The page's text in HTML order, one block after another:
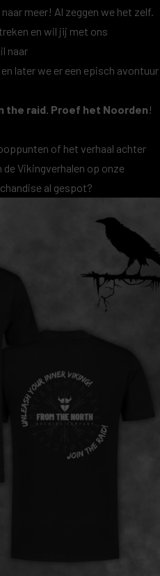
meer! Al zeggen we het zelf.
en wil jij met ons
naar
en later we er een episch avontuur
the raid. Proef het Noorden!
of het verhaal achter
de Vikingverhalen op onze
al gespot?